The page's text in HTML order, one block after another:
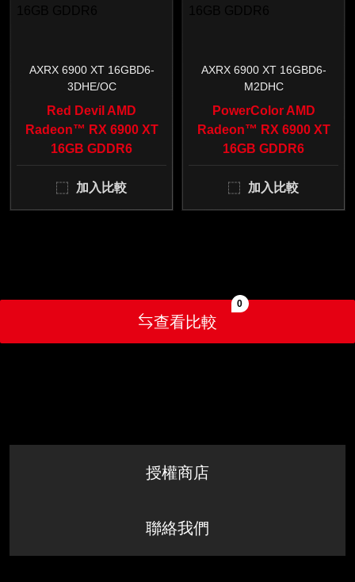
AXRX 6900 XT 16GBD6-
3DHE/OC
Red Devil AMD
Radeon™ RX 6900 XT
16GB GDDR6
加入比較
AXRX 6900 XT 16GBD6-
M2DHC
PowerColor AMD
Radeon™ RX 6900 XT
16GB GDDR6
加入比較
查看比較
0
授權商店
聯絡我們